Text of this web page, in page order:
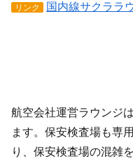
リンク 国内線サクララ
航空会社運営ラウンジ
ます。保安検査場も専
り、保安検査場の混雑